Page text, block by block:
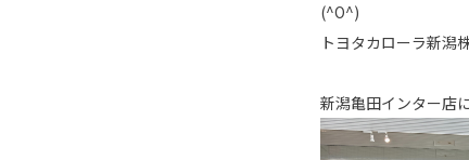
(^O^)
トヨタカローラ新潟
新潟亀田インター店